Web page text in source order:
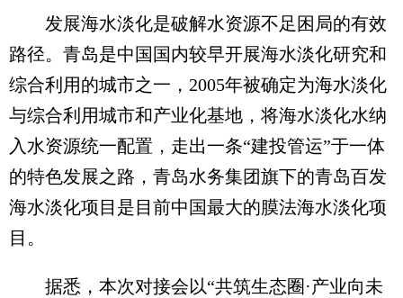
发展海水淡化是破解水资源不足困局的有效
路径。青岛是中国国内较早开展海水淡化研究和
综合利用的城市之一，2005年被确定为海水淡化
与综合利用城市和产业化基地，将海水淡化水纳
入水资源统一配置，走出一条“建投管运”于一体
的特色发展之路，青岛水务集团旗下的青岛百发
海水淡化项目是目前中国最大的膜法海水淡化项
目。
据悉，本次对接会以“共筑生态圈·产业向未